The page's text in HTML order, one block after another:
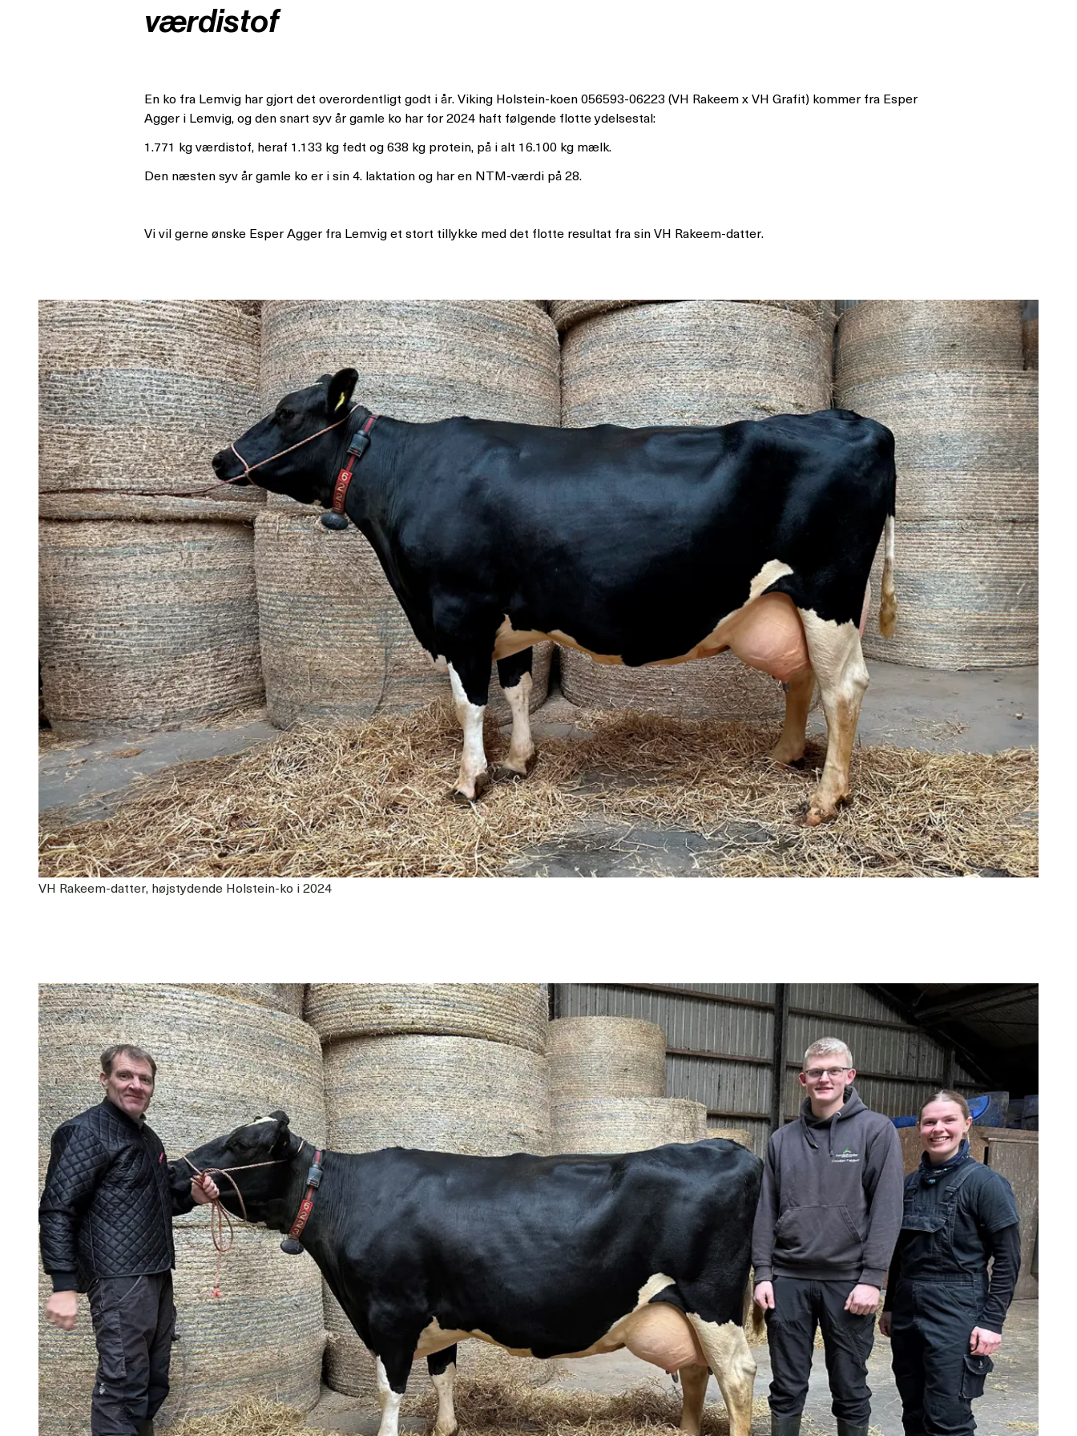
værdistof
En ko fra Lemvig har gjort det overordentligt godt i år. Viking Holstein-koen 056593-06223 (VH Rakeem x VH Grafit) kommer fra Esper
Agger i Lemvig, og den snart syv år gamle ko har for 2024 haft følgende flotte ydelsestal:
1.771 kg værdistof, heraf 1.133 kg fedt og 638 kg protein, på i alt 16.100 kg mælk.
Den næsten syv år gamle ko er i sin 4. laktation og har en NTM-værdi på 28.
Vi vil gerne ønske Esper Agger fra Lemvig et stort tillykke med det flotte resultat fra sin VH Rakeem-datter.
VH Rakeem-datter, højstydende Holstein-ko i 2024